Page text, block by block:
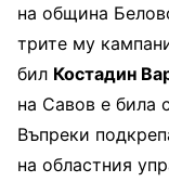
на община
трите му
бил Костадин
на Савов е била
Въпреки
на областния